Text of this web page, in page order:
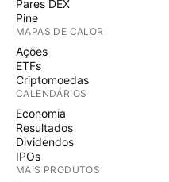
Pares DEX
Pine
MAPAS DE CALOR
Ações
ETFs
Criptomoedas
CALENDÁRIOS
Economia
Resultados
Dividendos
IPOs
MAIS PRODUTOS